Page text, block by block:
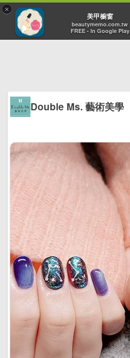
Double Ms. 藝術美學
×
美甲櫥窗
beautymemo.com.tw
FREE - In Google Play